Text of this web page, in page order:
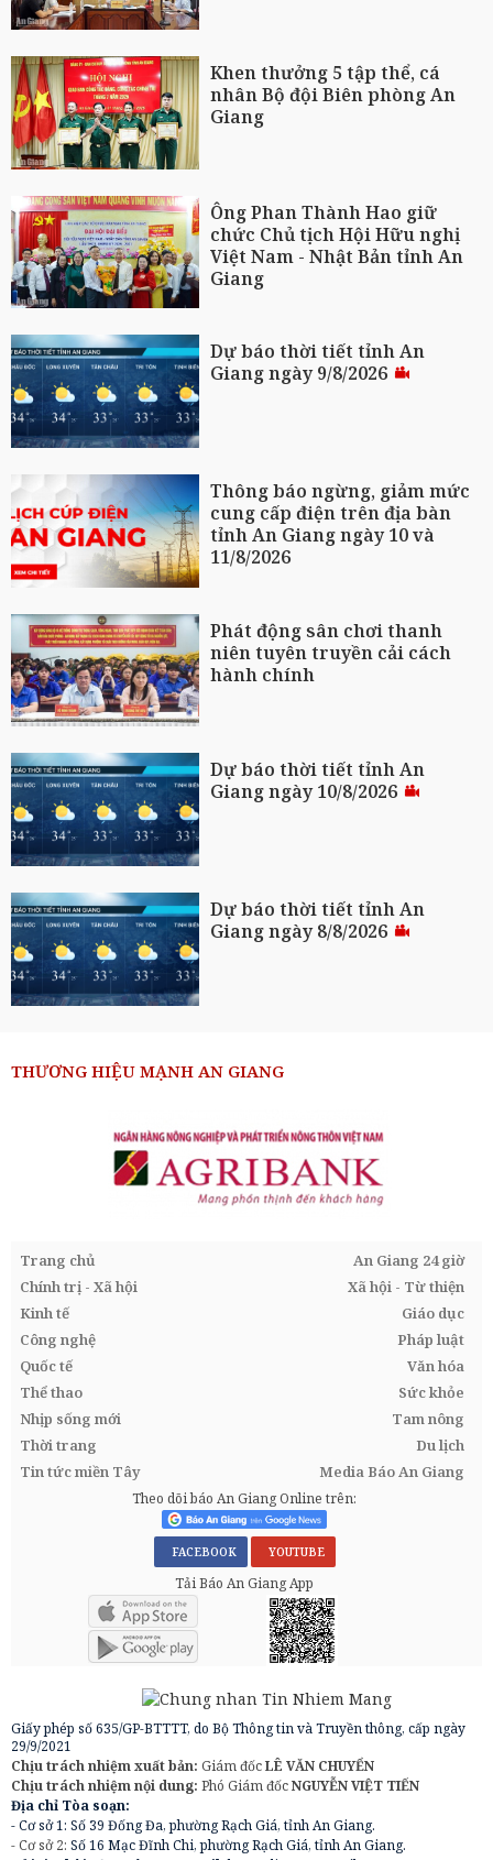
Khen thưởng 5 tập thể, cá
nhân Bộ đội Biên phòng An
Giang
Ông Phan Thành Hao giữ
chức Chủ tịch Hội Hữu nghị
Việt Nam - Nhật Bản tỉnh An
Giang
Dự báo thời tiết tỉnh An
Giang ngày 9/8/2026
Thông báo ngừng, giảm mức
cung cấp điện trên địa bàn
tỉnh An Giang ngày 10 và
11/8/2026
Phát động sân chơi thanh
niên tuyên truyền cải cách
hành chính
Dự báo thời tiết tỉnh An
Giang ngày 10/8/2026
Dự báo thời tiết tỉnh An
Giang ngày 8/8/2026
THƯƠNG HIỆU MẠNH AN GIANG
Trang chủ
An Giang 24 giờ
Chính trị - Xã hội
Xã hội - Từ thiện
Kinh tế
Giáo dục
Công nghệ
Pháp luật
Quốc tế
Văn hóa
Thể thao
Sức khỏe
Nhịp sống mới
Tam nông
Thời trang
Du lịch
Tin tức miền Tây
Media Báo An Giang
Theo dõi báo An Giang Online trên:
FACEBOOK YOUTUBE
Tải Báo An Giang App
Giấy phép số 635/GP-BTTTT, do Bộ Thông tin và Truyền thông, cấp ngày
29/9/2021
Chịu trách nhiệm xuất bản: Giám đốcLÊ VĂN CHUYỂN
Chịu trách nhiệm nội dung: Phó Giám đốcNGUYỄN VIỆT TIẾN
Địa chỉ Tòa soạn:
- Cơ sở 1: Số 39 Đống Đa, phường Rạch Giá, tỉnh An Giang.
- Cơ sở 2: Số 16 Mạc Đĩnh Chi, phường Rạch Giá, tỉnh An Giang.